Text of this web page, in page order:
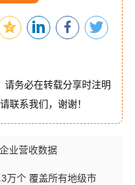
请务必在转载分享时注明
联系我们，谢谢！
业营收数据
万个 覆盖所有地级市